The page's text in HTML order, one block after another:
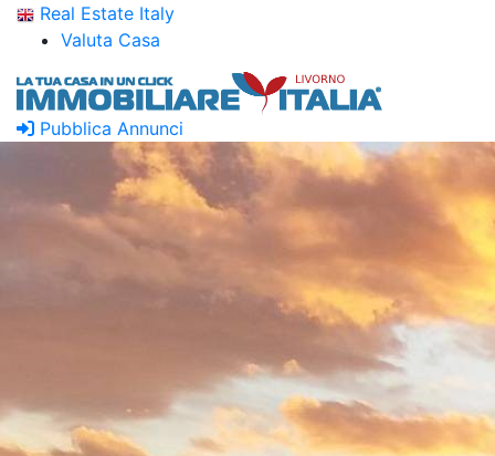
Real Estate Italy
Valuta Casa
Pubblica Annunci